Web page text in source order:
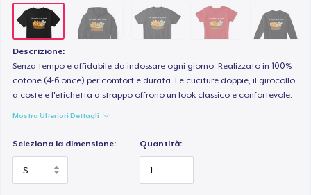
Descrizione:
Senza tempo e affidabile da indossare ogni giorno. Realizzato in 100%
cotone (4-6 once) per comfort e durata. Le cuciture doppie, il girocollo
a coste e l'etichetta a strappo offrono un look classico e confortevole.
Mostra Ulteriori Dettagli
Seleziona la dimensione: Quantità: